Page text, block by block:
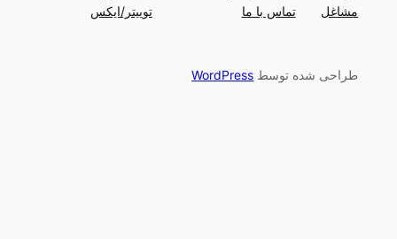
مشاغل
تماس با ما
توییتر/ایکس
طراحی شده توسط WordPress